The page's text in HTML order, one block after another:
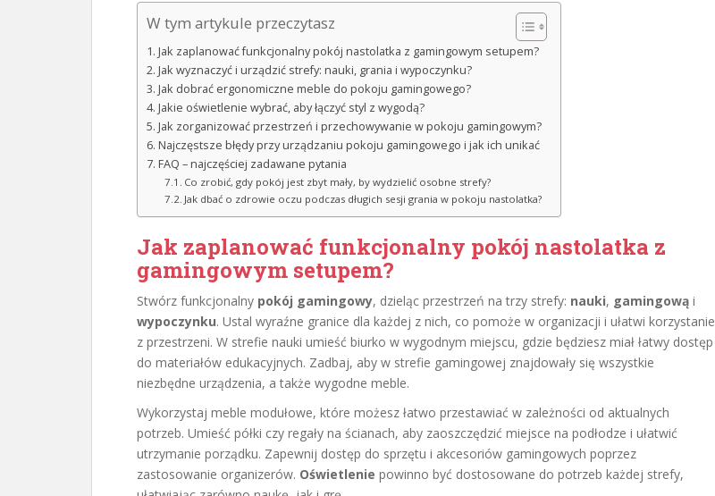
W tym artykule przeczytasz
Jak zaplanować funkcjonalny pokój nastolatka z gamingowym setupem?
Jak wyznaczyć i urządzić strefy: nauki, grania i wypoczynku?
Jak dobrać ergonomiczne meble do pokoju gamingowego?
Jakie oświetlenie wybrać, aby łączyć styl z wygodą?
Jak zorganizować przestrzeń i przechowywanie w pokoju gamingowym?
Najczęstsze błędy przy urządzaniu pokoju gamingowego i jak ich unikać
FAQ – najczęściej zadawane pytania
Co zrobić, gdy pokój jest zbyt mały, by wydzielić osobne strefy?
Jak dbać o zdrowie oczu podczas długich sesji grania w pokoju nastolatka?
Jak zaplanować funkcjonalny pokój nastolatka z
gamingowym setupem?
Stwórz funkcjonalny pokój gamingowy, dzieląc przestrzeń na trzy strefy: nauki, gamingową i
wypoczynku. Ustal wyraźne granice dla każdej z nich, co pomoże w organizacji i ułatwi korzystanie
z przestrzeni. W strefie nauki umieść biurko w wygodnym miejscu, gdzie będziesz miał łatwy dostęp
do materiałów edukacyjnych. Zadbaj, aby w strefie gamingowej znajdowały się wszystkie
niezbędne urządzenia, a także wygodne meble.
Wykorzystaj meble modułowe, które możesz łatwo przestawiać w zależności od aktualnych
potrzeb. Umieść półki czy regały na ścianach, aby zaoszczędzić miejsce na podłodze i ułatwić
utrzymanie porządku. Zapewnij dostęp do sprzętu i akcesoriów gamingowych poprzez
zastosowanie organizerów. Oświetlenie powinno być dostosowane do potrzeb każdej strefy,